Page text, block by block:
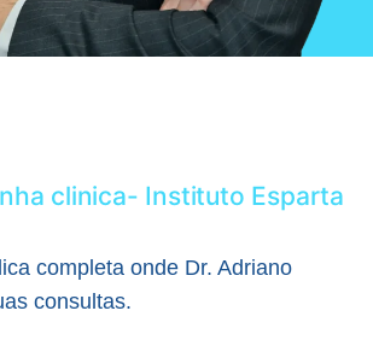
clinica- Instituto Esparta
completa onde Dr. Adriano
consultas.